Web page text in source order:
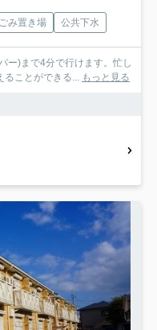
み置き場 公共下水
ー)まで4分で行けます。忙し
ことができる...
もっと見る